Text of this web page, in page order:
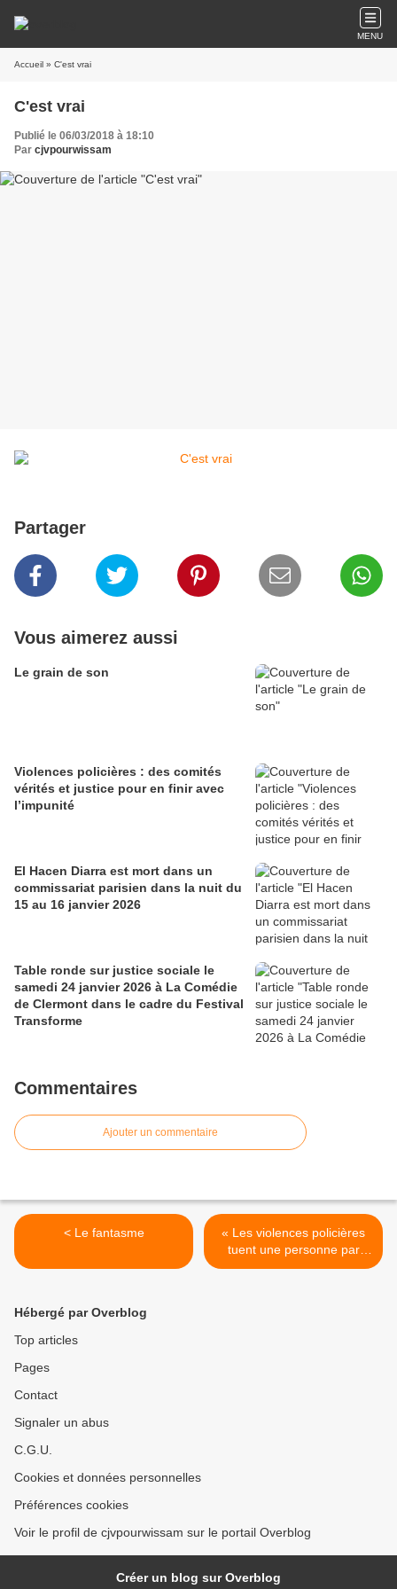
MENU
Accueil » C'est vrai
C'est vrai
Publié le 06/03/2018 à 18:10
Par cjvpourwissam
Partager
Vous aimerez aussi
Le grain de son
Violences policières : des comités
vérités et justice pour en finir avec
l’impunité
El Hacen Diarra est mort dans un
commissariat parisien dans la nuit du
15 au 16 janvier 2026
Table ronde sur justice sociale le
samedi 24 janvier 2026 à La Comédie
de Clermont dans le cadre du Festival
Transforme
Commentaires
Ajouter un commentaire
< Le fantasme
« Les violences policières
tuent une personne par
mois » >
Hébergé par Overblog
Top articles
Pages
Contact
Signaler un abus
C.G.U.
Cookies et données personnelles
Préférences cookies
Voir le profil de cjvpourwissam sur le portail Overblog
Créer un blog sur Overblog